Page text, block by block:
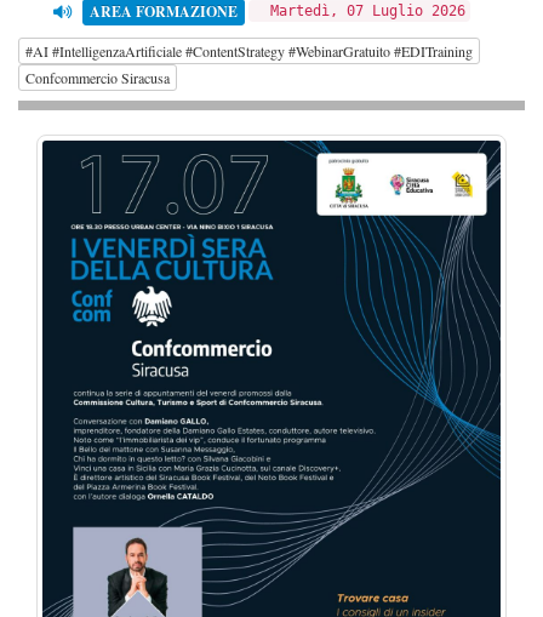
AREA FORMAZIONE Martedì, 07 Luglio 2026
#AI #IntelligenzaArtificiale #ContentStrategy #WebinarGratuito #EDITraining
Confcommercio Siracusa